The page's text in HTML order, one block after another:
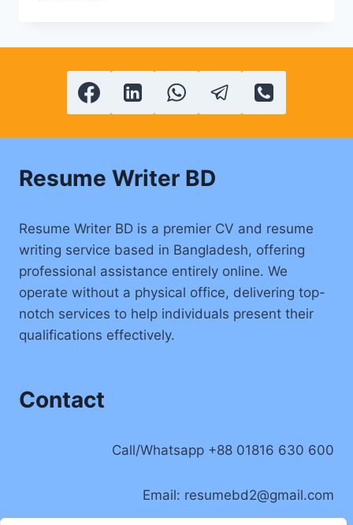
সিভি
করবেন।
Resume Writer BD
Resume Writer BD is a premier CV and resume
writing service based in Bangladesh, offering
professional assistance entirely online. We
operate without a physical office, delivering top-
notch services to help individuals present their
qualifications effectively.
Contact
Call/Whatsapp +88 01816 630 600
Email: resumebd2@gmail.com